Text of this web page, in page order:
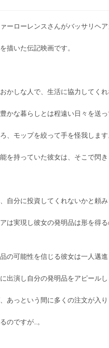
ーローレンスさんがバッサリヘア
描いた伝記映画です。
かしな人で、生活に協力してくれ
かな暮らしとは程遠い日々を送っ
、モップを絞って手を怪我します
を持っていた彼女は、そこで閃き
自分に投資してくれないかと頼み
は実現し彼女の発明品は形を得
の可能性を信じる彼女は一人邁進
出演し自分の発明品をアピールし
あっという間に多くの注文が入り
のですが…。